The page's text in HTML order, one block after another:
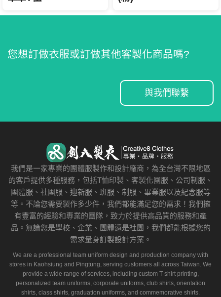
您想訂做衣服或訂做其他客製化商品嗎?
與我們聯繫
我們是一家專業的團體服製作和設計廠商，為全台灣不限地區
的客戶提供多種服務，包括T恤印製、客製化團服、公司制服、
團體服、社團服、迎新服、班服、制服、畢業服以及紀念服等
等。不論您需要製作多少件，我們都能滿足您的需求！我們擁
有豐富的經驗和專業的團隊，致力於提供高品質的服務和產
品。無論您是學校、企業、團體還是社團，我們都能根據您的
需求量身訂製設計方案。
We are a professional team uniform design and production company with
stores in Kaohsiung and Pingtung, serving customers all across Taiwan. We
provide a wide range of services, including custom T-shirt printing,
personalized team uniforms, corporate uniforms, club shirts, orientation
shirts, class shirts, graduation uniforms, and commemorative shirts.